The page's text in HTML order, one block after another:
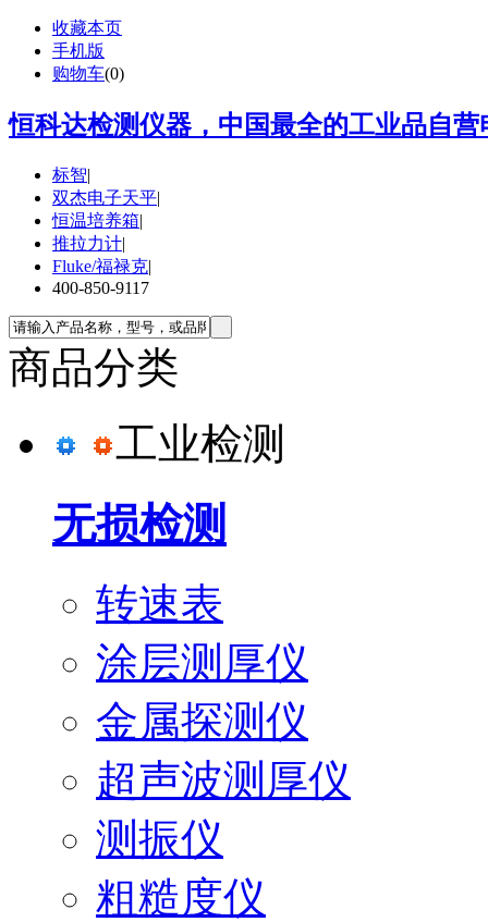
收藏本页
手机版
购物车(0)
恒科达检测仪器，中国最全的工业品自
标智|
双杰电子天平|
恒温培养箱|
推拉力计|
Fluke/福禄克|
400-850-9117
商品分类
工业检测
无损检测
转速表
涂层测厚仪
金属探测仪
超声波测厚仪
测振仪
粗糙度仪